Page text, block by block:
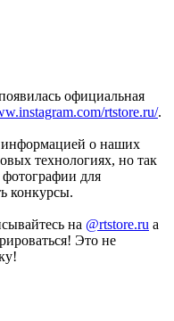
официальная
rtstore.ru/.
информацией о наших
технологиях, но так
для
конкурсы.
на @rtstore.ru а
Это не